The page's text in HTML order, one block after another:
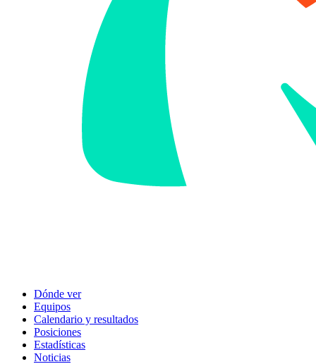
Dónde ver
Equipos
Calendario y resultados
Posiciones
Estadísticas
Noticias